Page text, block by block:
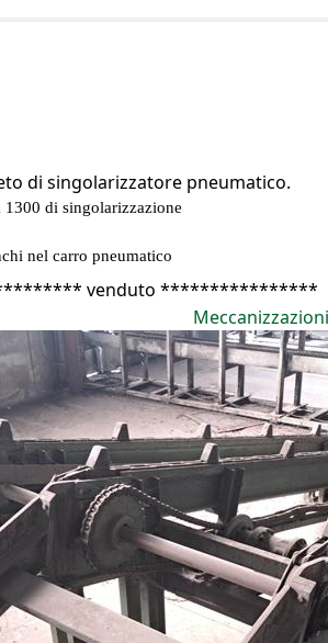
di singolarizzatore pneumatico.
di singolarizzazione
nel carro pneumatico
venduto ****************
Meccanizzazioni